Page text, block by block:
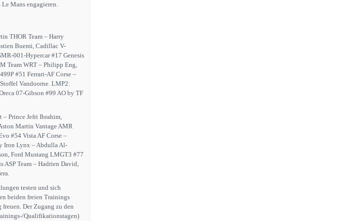
Mans engagieren.
THOR Team – Harry
Buemi, Cadillac V-
001-Hypercar #17 Genesis
Team WRT – Philipp Eng,
#51 Ferrari-AF Corse –
Vandoorne. LMP2:
07-Gibson #99 AO by TF
– Prince Jefri Ibrahim,
Martin Vantage AMR
#54 Vista AF Corse –
Iron Lynx – Abdulla Al-
Ford Mustang LMGT3 #77
Team – Hadrien David,
testen und sich
beiden freien Trainings
Der Zugang zu den
Qualifikationstagen)